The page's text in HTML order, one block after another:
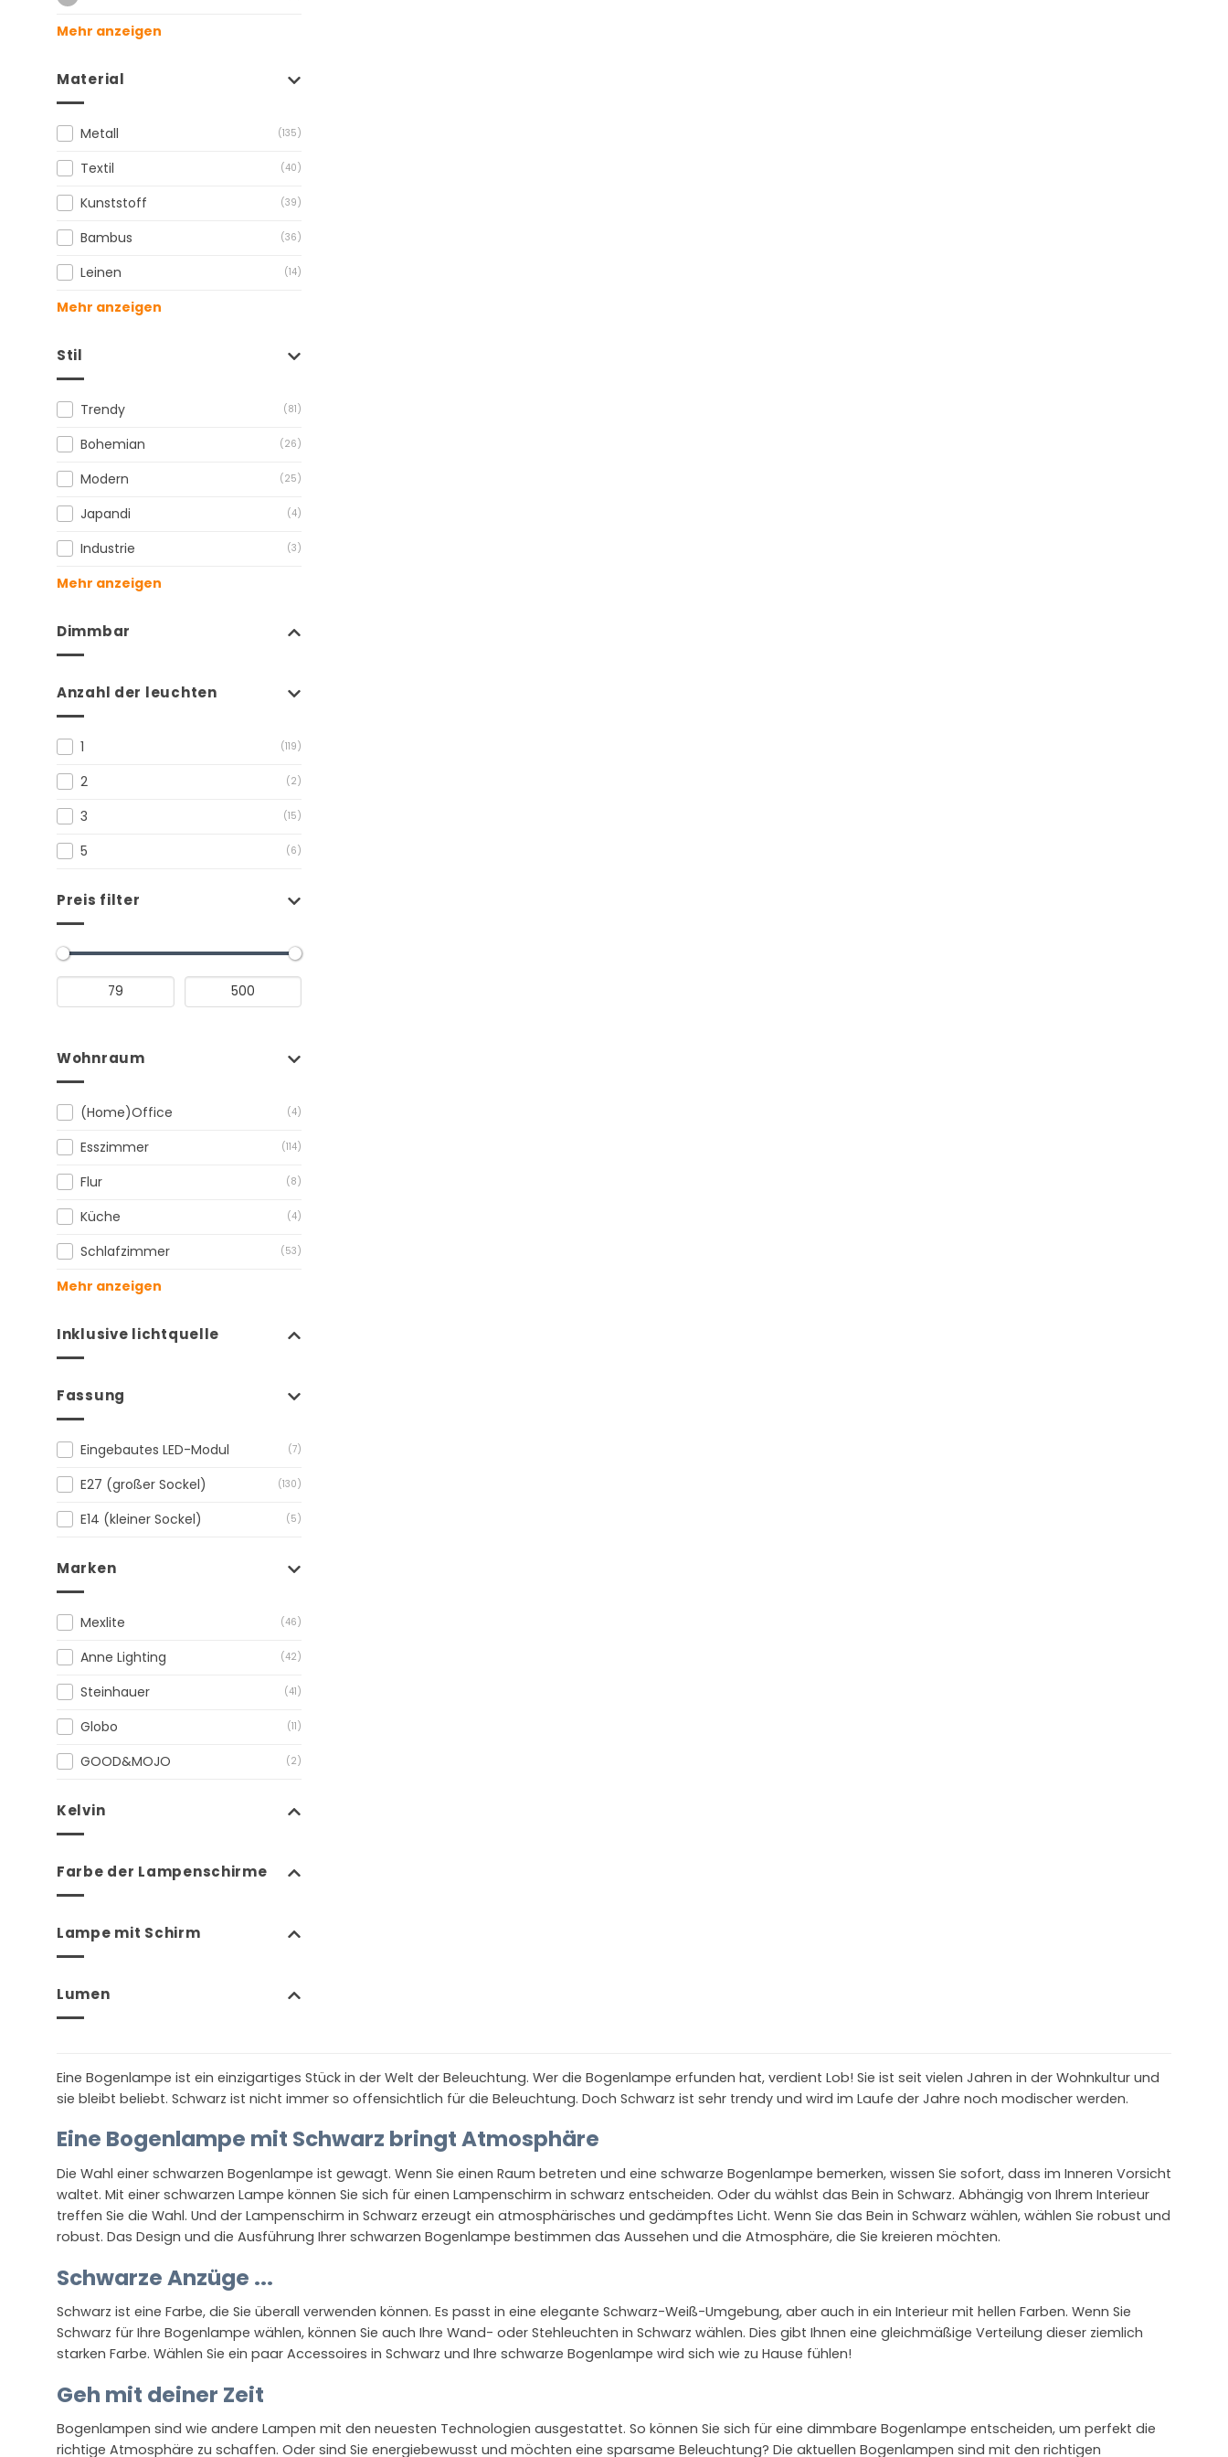
Mehr anzeigen
Material
Metall (135)
Textil (40)
Kunststoff (39)
Bambus (36)
Leinen (14)
Mehr anzeigen
Stil
Trendy (81)
Bohemian (26)
Modern (25)
Japandi (4)
Industrie (3)
Mehr anzeigen
Dimmbar
Anzahl der leuchten
1 (119)
2 (2)
3 (15)
5 (6)
Preis filter
Wohnraum
(Home)Office (4)
Esszimmer (114)
Flur (8)
Küche (4)
Schlafzimmer (53)
Mehr anzeigen
Inklusive lichtquelle
Fassung
Eingebautes LED-Modul (7)
E27 (großer Sockel) (130)
E14 (kleiner Sockel) (5)
Marken
Mexlite (46)
Anne Lighting (42)
Steinhauer (41)
Globo (11)
GOOD&MOJO (2)
Kelvin
Farbe der Lampenschirme
Lampe mit Schirm
Lumen
Eine Bogenlampe ist ein einzigartiges Stück in der Welt der Beleuchtung. Wer die Bogenlampe erfunden hat, verdient Lob! Sie ist seit vielen Jahren in der Wohnkultur und
sie bleibt beliebt. Schwarz ist nicht immer so offensichtlich für die Beleuchtung. Doch Schwarz ist sehr trendy und wird im Laufe der Jahre noch modischer werden.
Eine Bogenlampe mit Schwarz bringt Atmosphäre
Die Wahl einer schwarzen Bogenlampe ist gewagt. Wenn Sie einen Raum betreten und eine schwarze Bogenlampe bemerken, wissen Sie sofort, dass im Inneren Vorsicht
waltet. Mit einer schwarzen Lampe können Sie sich für einen Lampenschirm in schwarz entscheiden. Oder du wählst das Bein in Schwarz. Abhängig von Ihrem Interieur
treffen Sie die Wahl. Und der Lampenschirm in Schwarz erzeugt ein atmosphärisches und gedämpftes Licht. Wenn Sie das Bein in Schwarz wählen, wählen Sie robust und
robust. Das Design und die Ausführung Ihrer schwarzen Bogenlampe bestimmen das Aussehen und die Atmosphäre, die Sie kreieren möchten.
Schwarze Anzüge ...
Schwarz ist eine Farbe, die Sie überall verwenden können. Es passt in eine elegante Schwarz-Weiß-Umgebung, aber auch in ein Interieur mit hellen Farben. Wenn Sie
Schwarz für Ihre Bogenlampe wählen, können Sie auch Ihre Wand- oder Stehleuchten in Schwarz wählen. Dies gibt Ihnen eine gleichmäßige Verteilung dieser ziemlich
starken Farbe. Wählen Sie ein paar Accessoires in Schwarz und Ihre schwarze Bogenlampe wird sich wie zu Hause fühlen!
Geh mit deiner Zeit
Bogenlampen sind wie andere Lampen mit den neuesten Technologien ausgestattet. So können Sie sich für eine dimmbare Bogenlampe entscheiden, um perfekt die
richtige Atmosphäre zu schaffen. Oder sind Sie energiebewusst und möchten eine sparsame Beleuchtung? Die aktuellen Bogenlampen sind mit den richtigen